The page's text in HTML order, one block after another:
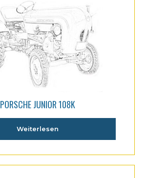
PORSCHE JUNIOR 108K
Weiterlesen